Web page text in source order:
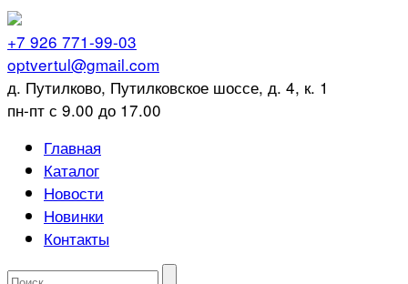
+7 926 771-99-03
optvertul@gmail.com
д. Путилково, Путилковское шоссе, д. 4, к. 1
пн-пт с 9.00 до 17.00
Главная
Каталог
Новости
Новинки
Контакты